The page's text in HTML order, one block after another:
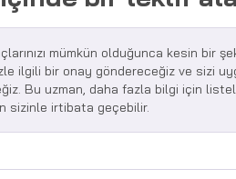
mümkün olduğunca kesin bir
ilgili bir onay göndereceğiz ve sizi
Bu uzman, daha fazla bilgi için
sizinle irtibata geçebilir.